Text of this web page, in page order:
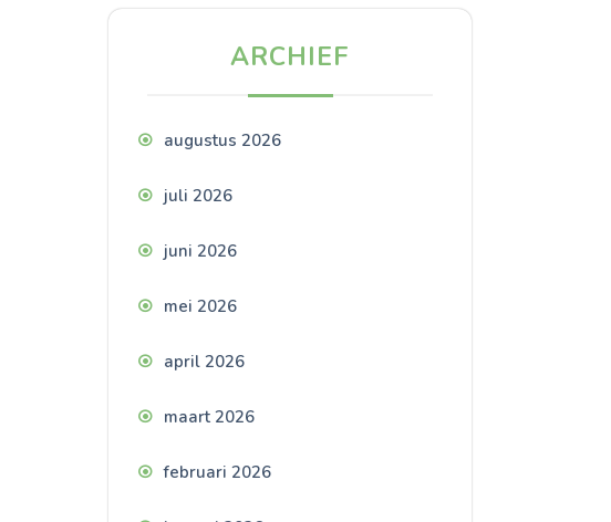
ARCHIEF
augustus 2026
juli 2026
juni 2026
mei 2026
april 2026
maart 2026
februari 2026